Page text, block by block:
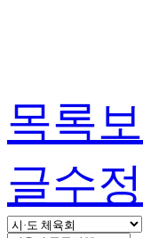
목록
글수정